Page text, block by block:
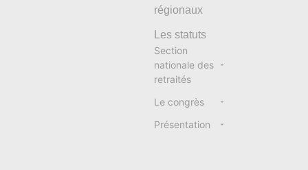
régionaux
Les statuts
Section
nationale des
retraités
Le congrès
Présentation